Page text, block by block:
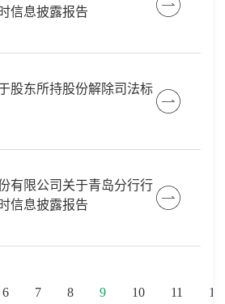
信息披露报告
股东所持股份解除司法标
有限公司关于青岛分行行
信息披露报告
6 7 8 9 10 11 12